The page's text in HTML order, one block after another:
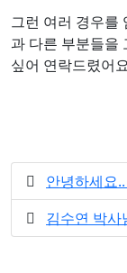
그런 여러 경우를
과 다른 부분들을
싶어 연락드렸어
안녕하세요
김수연 박사